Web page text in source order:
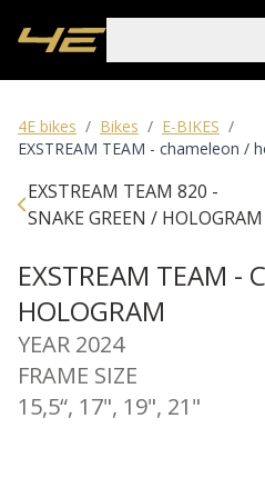
Blog
About us
4E bikes / Bikes / E-BIKES /
EXSTREAM TEAM - chameleon /
EXSTREAM TEAM 820 -
SNAKE GREEN / HOLOGRAM
EXSTREAM TEAM -
HOLOGRAM
YEAR 2024
FRAME SIZE
15,5“, 17", 19", 21"